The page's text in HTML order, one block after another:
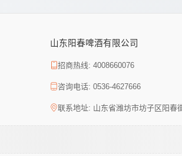
山东阳春啤酒有限公司
招商热线: 4008660076
咨询电话: 0536-4627666
联系地址: 山东省潍坊市坊子区阳春